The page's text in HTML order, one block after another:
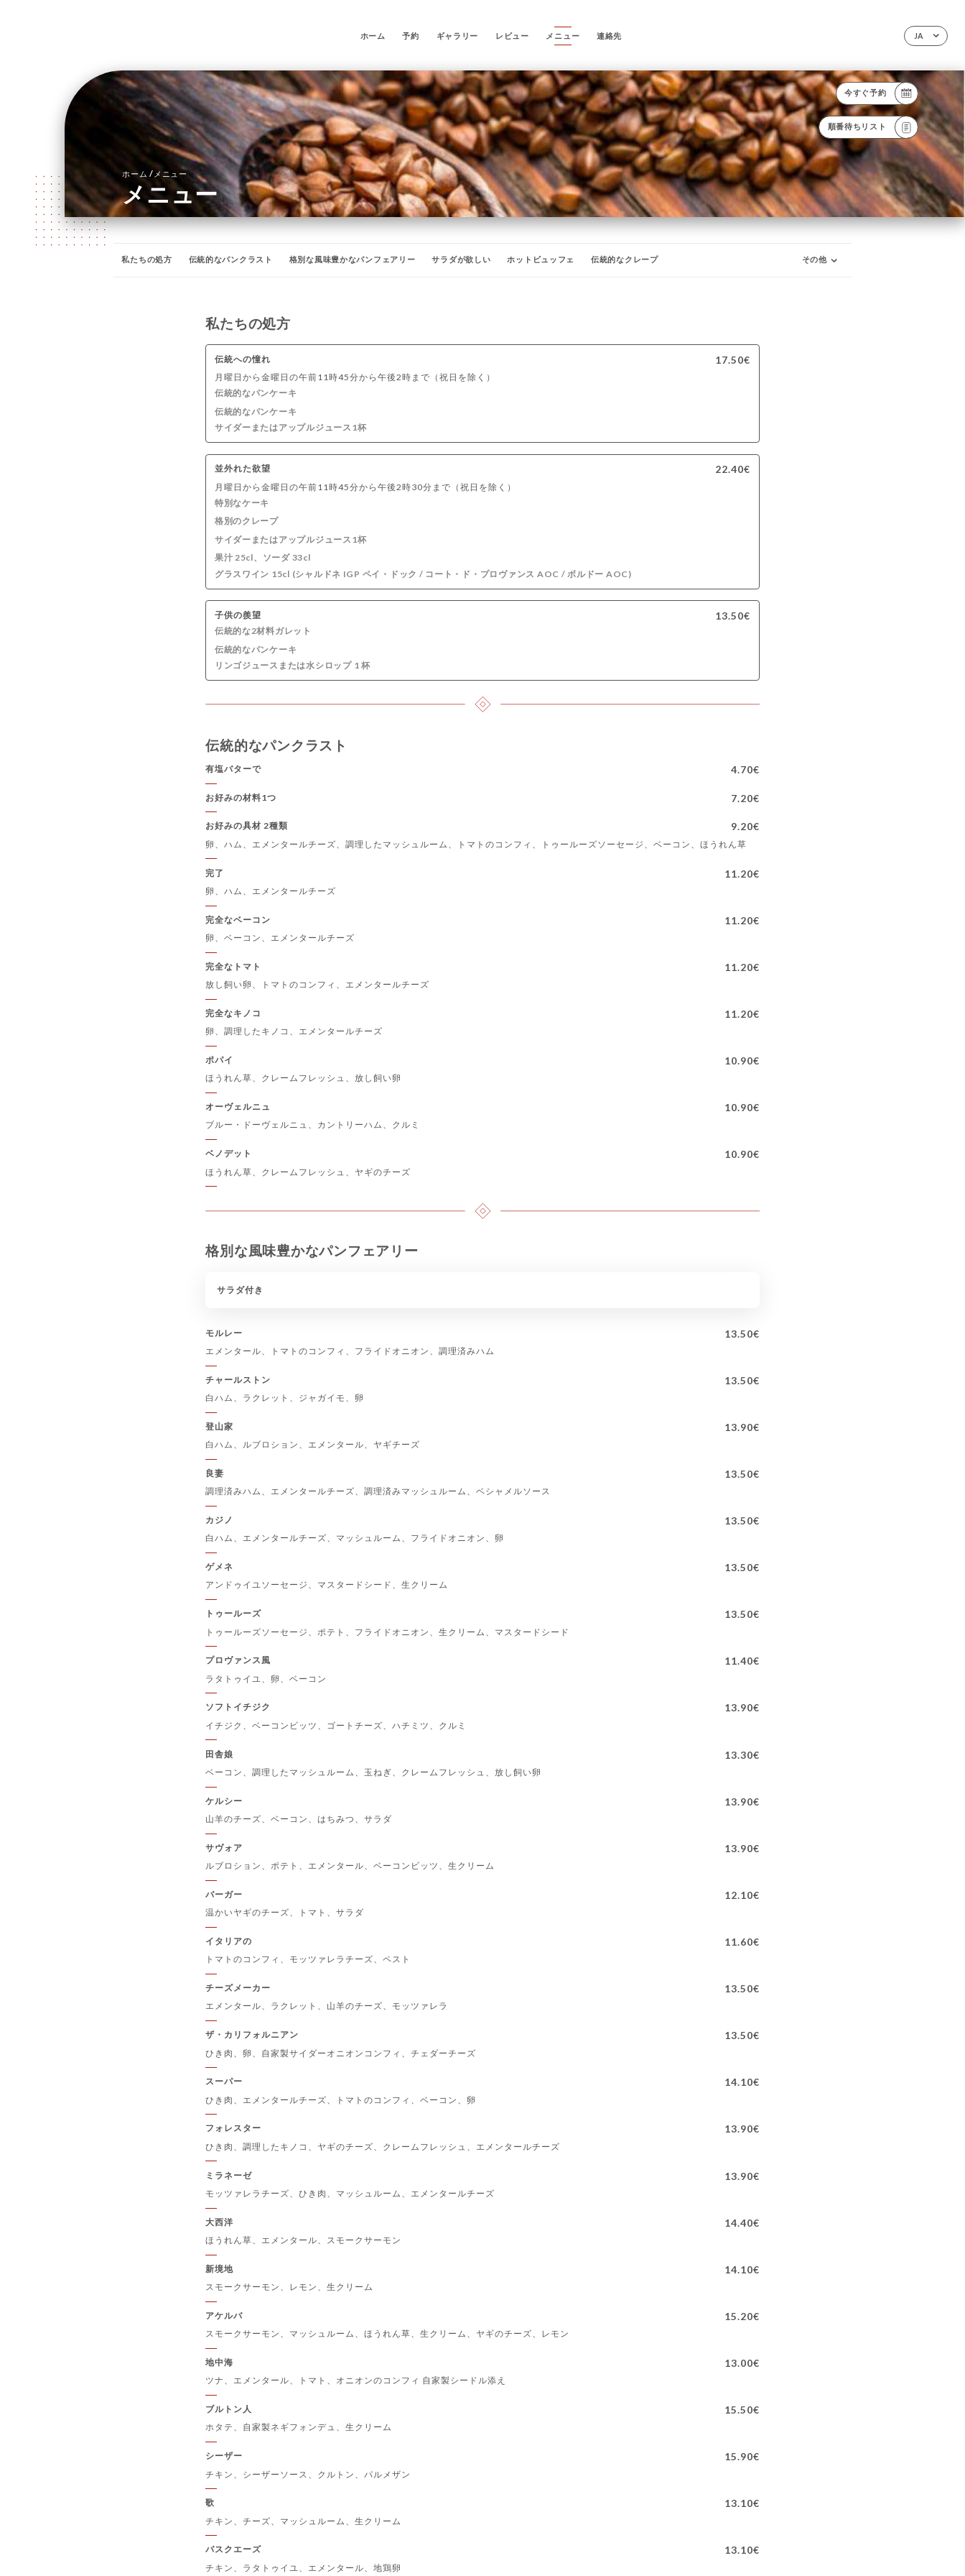
JA
ホーム 予約 ギャラリー レビュー メニュー 連絡先
今すぐ予約
順番待ちリスト
ホーム/メニュー
メニュー
私たちの処方 伝統的なパンクラスト 格別な風味豊かなパンフェアリー サラダが欲しい ホットビュッフェ 伝統的なクレープ その他
私たちの処方
伝統への憧れ 17.50€
月曜日から金曜日の午前11時45分から午後2時まで（祝日を除く）
伝統的なパンケーキ
伝統的なパンケーキ
サイダーまたはアップルジュース1杯
並外れた欲望 22.40€
月曜日から金曜日の午前11時45分から午後2時30分まで（祝日を除く）
特別なケーキ
格別のクレープ
サイダーまたはアップルジュース1杯
果汁 25cl、ソーダ 33cl
グラスワイン 15cl (シャルドネ IGP ペイ・ドック / コート・ド・プロヴァンス AOC / ボルドー AOC)
子供の羨望 13.50€
伝統的な2材料ガレット
伝統的なパンケーキ
リンゴジュースまたは水シロップ 1 杯
伝統的なパンクラスト
有塩バターで 4.70€
お好みの材料1つ 7.20€
お好みの具材 2種類 9.20€
卵、ハム、エメンタールチーズ、調理したマッシュルーム、トマトのコンフィ、トゥールーズソーセージ、ベーコン、ほうれん草
完了 11.20€
卵、ハム、エメンタールチーズ
完全なベーコン 11.20€
卵、ベーコン、エメンタールチーズ
完全なトマト 11.20€
放し飼い卵、トマトのコンフィ、エメンタールチーズ
完全なキノコ 11.20€
卵、調理したキノコ、エメンタールチーズ
ポパイ 10.90€
ほうれん草、クレームフレッシュ、放し飼い卵
オーヴェルニュ 10.90€
ブルー・ドーヴェルニュ、カントリーハム、クルミ
ベノデット 10.90€
ほうれん草、クレームフレッシュ、ヤギのチーズ
格別な風味豊かなパンフェアリー
サラダ付き
モルレー 13.50€
エメンタール、トマトのコンフィ、フライドオニオン、調理済みハム
チャールストン 13.50€
白ハム、ラクレット、ジャガイモ、卵
登山家 13.90€
白ハム、ルブロション、エメンタール、ヤギチーズ
良妻 13.50€
調理済みハム、エメンタールチーズ、調理済みマッシュルーム、ベシャメルソース
カジノ 13.50€
白ハム、エメンタールチーズ、マッシュルーム、フライドオニオン、卵
ゲメネ 13.50€
アンドゥイユソーセージ、マスタードシード、生クリーム
トゥールーズ 13.50€
トゥールーズソーセージ、ポテト、フライドオニオン、生クリーム、マスタードシード
プロヴァンス風 11.40€
ラタトゥイユ、卵、ベーコン
ソフトイチジク 13.90€
イチジク、ベーコンビッツ、ゴートチーズ、ハチミツ、クルミ
田舎娘 13.30€
ベーコン、調理したマッシュルーム、玉ねぎ、クレームフレッシュ、放し飼い卵
ケルシー 13.90€
山羊のチーズ、ベーコン、はちみつ、サラダ
サヴォア 13.90€
ルブロション、ポテト、エメンタール、ベーコンビッツ、生クリーム
バーガー 12.10€
温かいヤギのチーズ、トマト、サラダ
イタリアの 11.60€
トマトのコンフィ、モッツァレラチーズ、ペスト
チーズメーカー 13.50€
エメンタール、ラクレット、山羊のチーズ、モッツァレラ
ザ・カリフォルニアン 13.50€
ひき肉、卵、自家製サイダーオニオンコンフィ、チェダーチーズ
スーパー 14.10€
ひき肉、エメンタールチーズ、トマトのコンフィ、ベーコン、卵
フォレスター 13.90€
ひき肉、調理したキノコ、ヤギのチーズ、クレームフレッシュ、エメンタールチーズ
ミラネーゼ 13.90€
モッツァレラチーズ、ひき肉、マッシュルーム、エメンタールチーズ
大西洋 14.40€
ほうれん草、エメンタール、スモークサーモン
新境地 14.10€
スモークサーモン、レモン、生クリーム
アケルバ 15.20€
スモークサーモン、マッシュルーム、ほうれん草、生クリーム、ヤギのチーズ、レモン
地中海 13.00€
ツナ、エメンタール、トマト、オニオンのコンフィ 自家製シードル添え
ブルトン人 15.50€
ホタテ、自家製ネギフォンデュ、生クリーム
シーザー 15.90€
チキン、シーザーソース、クルトン、パルメザン
歌 13.10€
チキン、チーズ、マッシュルーム、生クリーム
バスクエーズ 13.10€
チキン、ラタトゥイユ、エメンタール、地鶏卵